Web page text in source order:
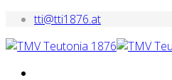
tti@tti1876.at